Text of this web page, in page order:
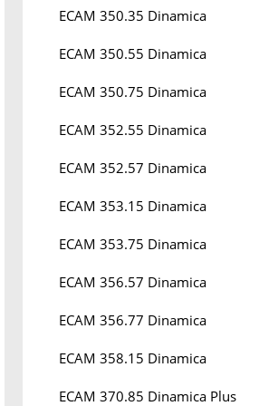
ECAM 350.35 Dinamica
ECAM 350.55 Dinamica
ECAM 350.75 Dinamica
ECAM 352.55 Dinamica
ECAM 352.57 Dinamica
ECAM 353.15 Dinamica
ECAM 353.75 Dinamica
ECAM 356.57 Dinamica
ECAM 356.77 Dinamica
ECAM 358.15 Dinamica
ECAM 370.85 Dinamica Plus